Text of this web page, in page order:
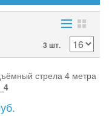
3 шт.
стрела 4 метра